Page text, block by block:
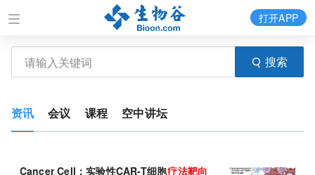
搜索
打开APP
资讯 会议 课程 空中讲坛
Cancer Cell：实验性CAR-T细胞疗法靶向 肿瘤的免疫屏障，而不